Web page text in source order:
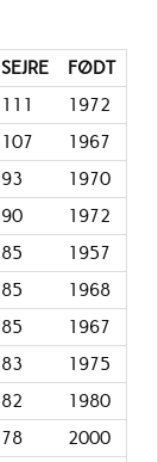
SEJRE
FØDT
111
1972
107
1967
93
1970
90
1972
85
1957
85
1968
85
1967
83
1975
82
1980
78
2000